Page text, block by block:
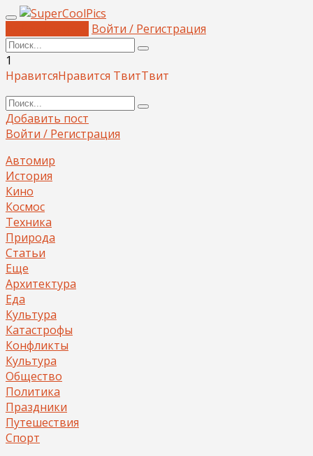
Войти / Регистрация
1
НравитсяНравится ТвитТвит
Добавить пост
Войти / Регистрация
Автомир
История
Кино
Космос
Техника
Природа
Статьи
Еще
Архитектура
Еда
Культура
Катастрофы
Конфликты
Культура
Общество
Политика
Праздники
Путешествия
Спорт